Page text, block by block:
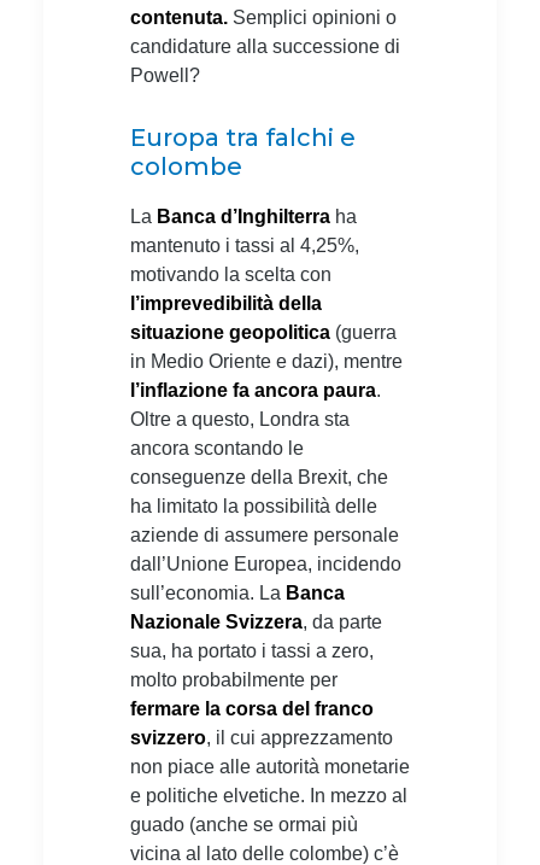
contenuta. Semplici opinioni o
candidature alla successione di
Powell?
Europa tra falchi e
colombe
La Banca d’Inghilterra ha
mantenuto i tassi al 4,25%,
motivando la scelta con
l’imprevedibilità della
situazione geopolitica (guerra
in Medio Oriente e dazi), mentre
l’inflazione fa ancora paura.
Oltre a questo, Londra sta
ancora scontando le
conseguenze della Brexit, che
ha limitato la possibilità delle
aziende di assumere personale
dall’Unione Europea, incidendo
sull’economia. La Banca
Nazionale Svizzera, da parte
sua, ha portato i tassi a zero,
molto probabilmente per
fermare la corsa del franco
svizzero, il cui apprezzamento
non piace alle autorità monetarie
e politiche elvetiche. In mezzo al
guado (anche se ormai più
vicina al lato delle colombe) c’è